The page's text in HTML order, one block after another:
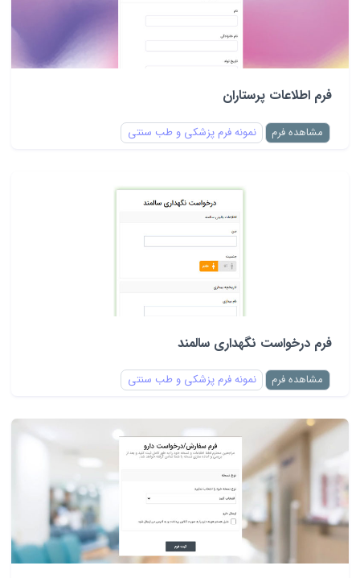
فرم اطلاعات پرستاران
مشاهده فرم نمونه فرم پزشکی و طب سنتی
فرم درخواست نگهداری سالمند
مشاهده فرم نمونه فرم پزشکی و طب سنتی